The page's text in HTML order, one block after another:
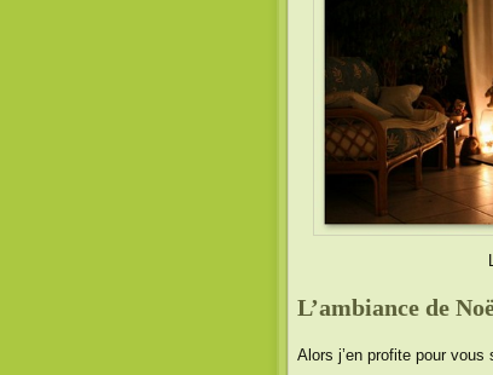
L’ambiance de
Alors j’en profite pour vous